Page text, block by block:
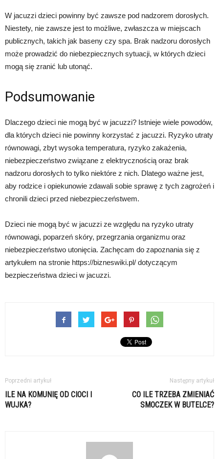
W jacuzzi dzieci powinny być zawsze pod nadzorem dorosłych.
Niestety, nie zawsze jest to możliwe, zwłaszcza w miejscach
publicznych, takich jak baseny czy spa. Brak nadzoru dorosłych
może prowadzić do niebezpiecznych sytuacji, w których dzieci
mogą się zranić lub utonąć.
Podsumowanie
Dlaczego dzieci nie mogą być w jacuzzi? Istnieje wiele powodów,
dla których dzieci nie powinny korzystać z jacuzzi. Ryzyko utraty
równowagi, zbyt wysoka temperatura, ryzyko zakażenia,
niebezpieczeństwo związane z elektrycznością oraz brak
nadzoru dorosłych to tylko niektóre z nich. Dlatego ważne jest,
aby rodzice i opiekunowie zdawali sobie sprawę z tych zagrożeń i
chronili dzieci przed niebezpieczeństwem.
Dzieci nie mogą być w jacuzzi ze względu na ryzyko utraty
równowagi, poparzeń skóry, przegrzania organizmu oraz
niebezpieczeństwo utonięcia. Zachęcam do zapoznania się z
artykułem na stronie https://bizneswiki.pl/ dotyczącym
bezpieczeństwa dzieci w jacuzzi.
Poprzedni artykuł
ILE NA KOMUNIĘ OD CIOCI I
WUJKA?
Następny artykuł
CO ILE TRZEBA ZMIENIAĆ
SMOCZEK W BUTELCE?